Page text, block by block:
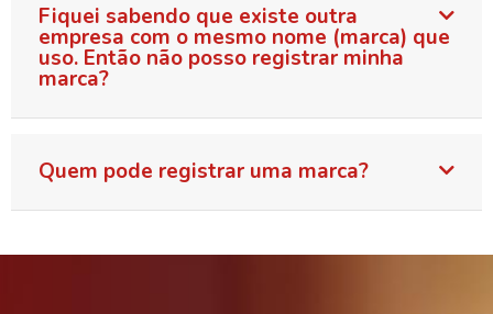
Fiquei sabendo que existe outra
empresa com o mesmo nome (marca) que
uso. Então não posso registrar minha
marca?
Quem pode registrar uma marca?